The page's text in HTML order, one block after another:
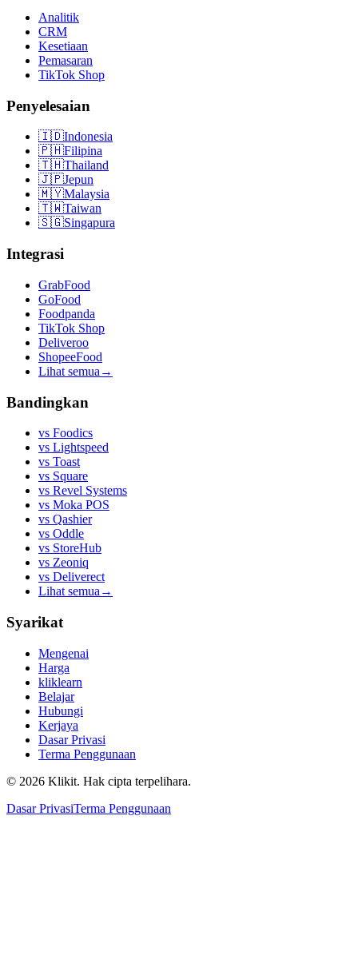
Analitik
CRM
Kesetiaan
Pemasaran
TikTok Shop
Penyelesaian
🇮🇩Indonesia
🇵🇭Filipina
🇹🇭Thailand
🇯🇵Jepun
🇲🇾Malaysia
🇹🇼Taiwan
🇸🇬Singapura
Integrasi
GrabFood
GoFood
Foodpanda
TikTok Shop
Deliveroo
ShopeeFood
Lihat semua →
Bandingkan
vs Foodics
vs Lightspeed
vs Toast
vs Square
vs Revel Systems
vs Moka POS
vs Qashier
vs Oddle
vs StoreHub
vs Zeoniq
vs Deliverect
Lihat semua →
Syarikat
Mengenai
Harga
kliklearn
Belajar
Hubungi
Kerjaya
Dasar Privasi
Terma Penggunaan
© 2026 Klikit. Hak cipta terpelihara.
Dasar PrivasiTerma Penggunaan